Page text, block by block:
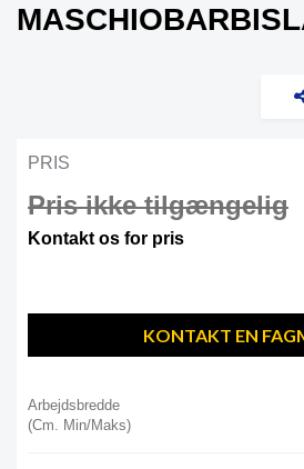
PRIS
Pris ikke tilgængelig
Kontakt os for pris
KONTAKT EN
Arbejdsbredde
(cm. Min/maks)